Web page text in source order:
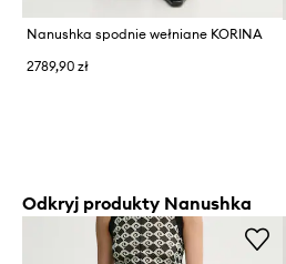
Nanushka spodnie wełniane KORINA
2789,90 zł
Odkryj produkty Nanushka